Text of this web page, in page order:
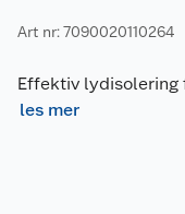
Art nr: 7090020110264
Effektiv lydisolering
les mer